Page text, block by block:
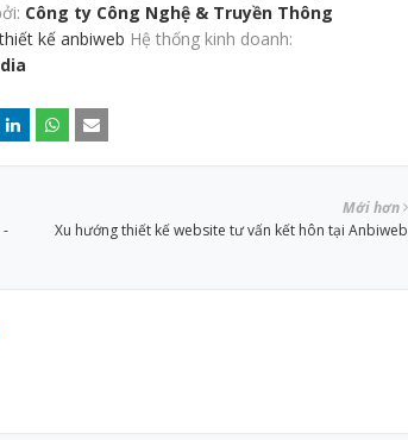
Công ty Công Nghệ & Truyền Thông
kế anbiweb Hệ thống kinh doanh:
Mới hơn
Xu hướng thiết kế website tư vấn kết hôn tại Anbiweb
-